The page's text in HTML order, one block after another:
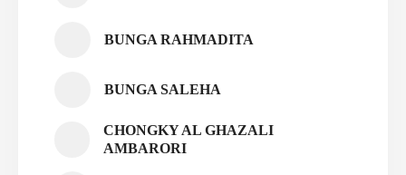
BUNGA RAHMADITA
BUNGA SALEHA
CHONGKY AL GHAZALI
AMBARORI